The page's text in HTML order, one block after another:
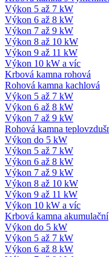
Výkon 5 až 7 kW
Výkon 6 až 8 kW
Výkon 7 až 9 kW
Výkon 8 až 10 kW
Výkon 9 až 11 kW
Výkon 10 kW a víc
Krbová kamna rohová
Rohová kamna kachlová
Výkon 5 až 7 kW
Výkon 6 až 8 kW
Výkon 7 až 9 kW
Rohová kamna
Výkon do 5 kW
Výkon 5 až 7 kW
Výkon 6 až 8 kW
Výkon 7 až 9 kW
Výkon 8 až 10 kW
Výkon 9 až 11 kW
Výkon 10 kW a víc
Krbová kamna akumulační
Výkon do 5 kW
Výkon 5 až 7 kW
Výkon 6 až 8 kW